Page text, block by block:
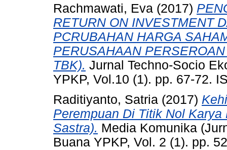
Rachmawati, Eva (2017)
RETURN ON INVESTMENT
PCRUBAHAN HARGA
PERUSAHAAN
TBK). Jurnal Techno-Socio
YPKP, Vol.10 (1). pp. 67-72.
Raditiyanto, Satria (2017)
Perempuan Di Titik Nol
Sastra). Media Komunika
Buana YPKP, Vol. 2 (1). pp.